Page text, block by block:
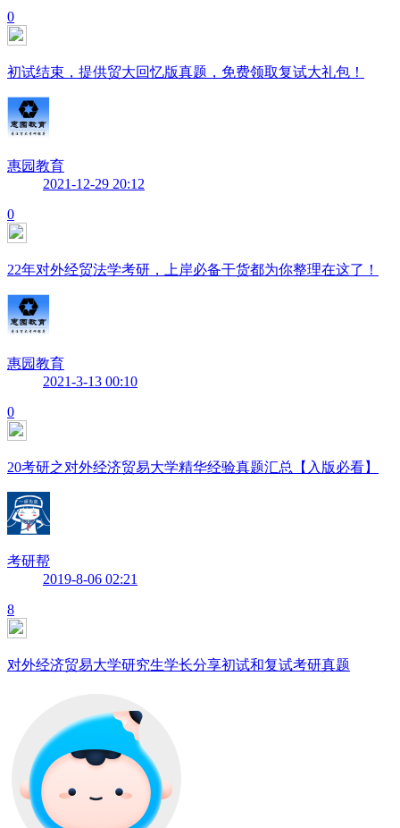
0
初试结束，提供贸大回忆版真题，免费领取复试大礼包！
惠园教育
2021-12-29 20:12
0
22年对外经贸法学考研，上岸必备干货都为你整理在这了！
惠园教育
2021-3-13 00:10
0
20考研之对外经济贸易大学精华经验真题汇总【入版必看】
考研帮
2019-8-06 02:21
8
对外经济贸易大学研究生学长分享初试和复试考研真题